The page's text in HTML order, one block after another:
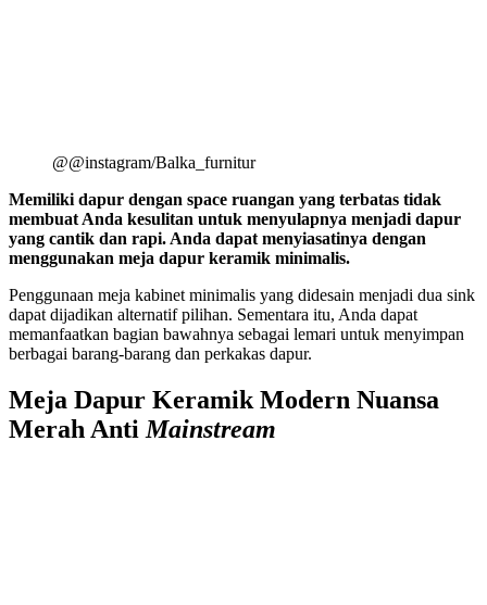
@@instagram/Balka_furnitur
Memiliki dapur dengan space ruangan yang terbatas tidak
membuat Anda kesulitan untuk menyulapnya menjadi dapur
yang cantik dan rapi. Anda dapat menyiasatinya dengan
menggunakan meja dapur keramik minimalis.
Penggunaan meja kabinet minimalis yang didesain menjadi dua sink
dapat dijadikan alternatif pilihan. Sementara itu, Anda dapat
memanfaatkan bagian bawahnya sebagai lemari untuk menyimpan
berbagai barang-barang dan perkakas dapur.
Meja Dapur Keramik Modern Nuansa
Merah Anti Mainstream